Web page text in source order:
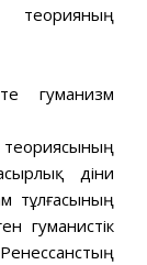
теорияның
гуманизм
діни
тұлғасының
гуманистік